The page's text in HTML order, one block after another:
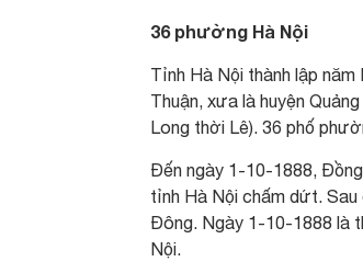
36 phường Hà Nội
Tỉnh Hà Nội thành lập
Thuận, xưa là huyện
Long thời Lê). 36 phố
Đến ngày 1-10-1888,
tỉnh Hà Nội chấm dứt. Sau
Đông. Ngày 1-10-1888 là
Nội.